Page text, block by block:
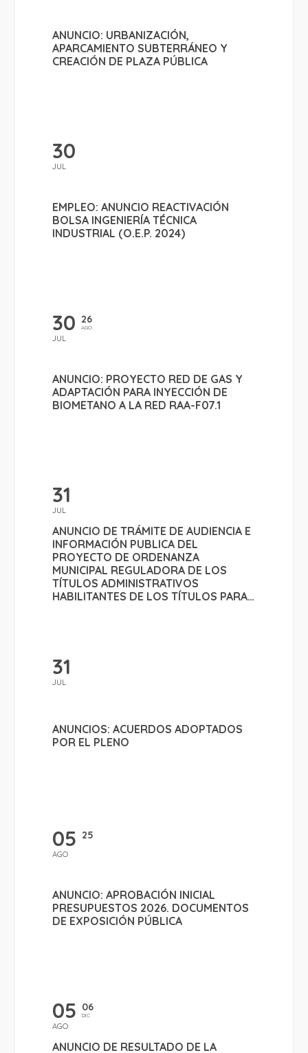
ANUNCIO: URBANIZACIÓN,
APARCAMIENTO SUBTERRÁNEO Y
CREACIÓN DE PLAZA PÚBLICA
30
JUL
EMPLEO: ANUNCIO REACTIVACIÓN
BOLSA INGENIERÍA TÉCNICA
INDUSTRIAL (O.E.P. 2024)
30
JUL
26
AGO
ANUNCIO: PROYECTO RED DE GAS Y
ADAPTACIÓN PARA INYECCIÓN DE
BIOMETANO A LA RED RAA-F07.1
31
JUL
ANUNCIO DE TRÁMITE DE AUDIENCIA E
INFORMACIÓN PUBLICA DEL
PROYECTO DE ORDENANZA
MUNICIPAL REGULADORA DE LOS
TÍTULOS ADMINISTRATIVOS
HABILITANTES DE LOS TÍTULOS PARA
31
JUL
ANUNCIOS: ACUERDOS ADOPTADOS
POR EL PLENO
05
AGO
25
ANUNCIO: APROBACIÓN INICIAL
PRESUPUESTOS 2026. DOCUMENTOS
DE EXPOSICIÓN PÚBLICA
05
AGO
06
DIC
ANUNCIO DE RESULTADO DE LA